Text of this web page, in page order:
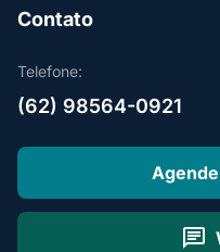
Contato
Telefone:
(62) 98564-0921
chat